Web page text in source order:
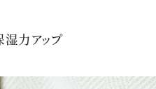
湿力アップ